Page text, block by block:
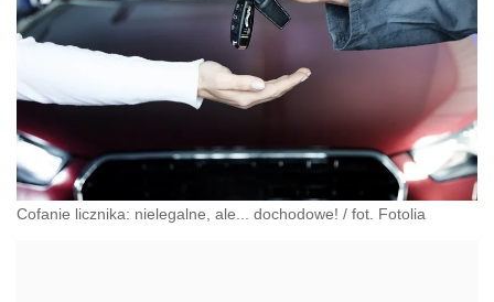
Cofanie licznika: nielegalne, ale... dochodowe! / fot. Fotolia